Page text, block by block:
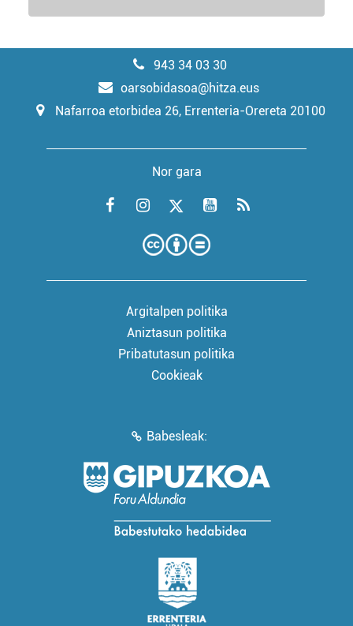
943 34 03 30
oarsobidasoa@hitza.eus
Nafarroa etorbidea 26, Errenteria-Orereta 20100
Nor gara
Argitalpen politika
Aniztasun politika
Pribatutasun politika
Cookieak
Babesleak: